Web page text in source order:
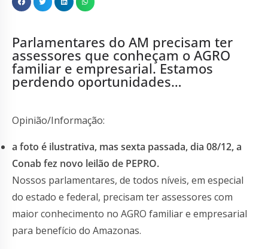
Parlamentares do AM precisam ter
assessores que conheçam o AGRO
familiar e empresarial. Estamos
perdendo oportunidades…
Opinião/Informação:
a foto é ilustrativa, mas sexta passada, dia 08/12, a
Conab fez novo leilão de PEPRO.
Nossos parlamentares, de todos níveis, em especial
do estado e federal, precisam ter assessores com
maior conhecimento no AGRO familiar e empresarial
para benefício do Amazonas.